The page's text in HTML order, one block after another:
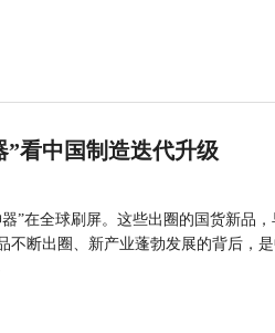
”看中国制造迭代升级
”在全球刷屏。这些出圈的国货新品
不断出圈、新产业蓬勃发展的背后，是